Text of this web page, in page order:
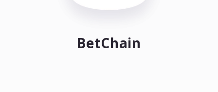
BetChain